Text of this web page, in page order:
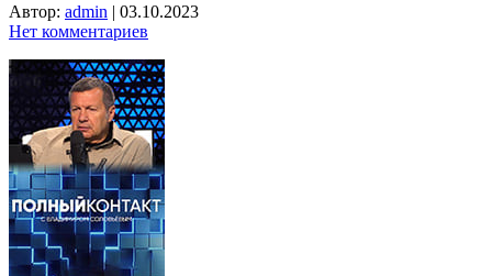
Автор: admin | 03.10.2023
Нет комментариев